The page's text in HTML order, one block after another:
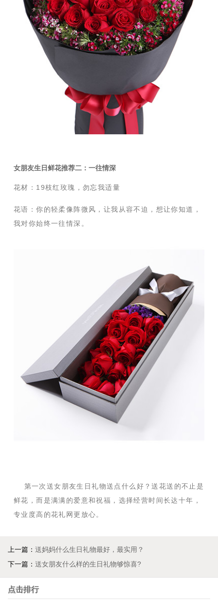
女朋友生日鲜花推荐二：一往情深
花材：19枝红玫瑰，勿忘我适量
花语：你的轻柔像阵微风，让我从容不迫，想让你知道，
我对你始终一往情深。
第一次送女朋友生日礼物送点什么好？送花送的不止是
鲜花，而是满满的爱意和祝福，选择经营时间长达十年，
专业度高的花礼网更放心。
上一篇： 送妈妈什么生日礼物最好，最实用？
下一篇： 送女朋友什么样的生日礼物够惊喜?
点击排行